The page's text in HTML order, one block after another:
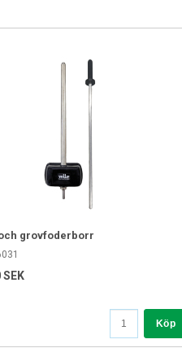
fågelnät samt
Allt för att ensileringen ska bli så
grovfoderborr
SEK
Köp